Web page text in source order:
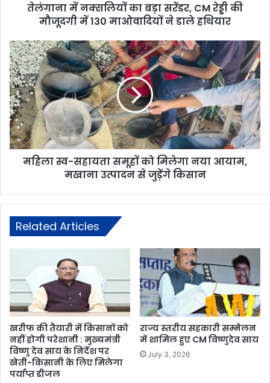
तेलंगाना में नक्सलियों का बड़ा सरेंडर, CM रेड्डी की
मौजूदगी में 130 माओवादियों ने डाले हथियार
महिला स्व-सहायता समूहों को मिलेगा नया आयाम,
मखाना उत्पादन से जुड़ेंगे किसान
Related Articles
खरीफ की तैयारी में किसानों को
नहीं होगी परेशानी : मुख्यमंत्री
विष्णु देव साय के निर्देश पर
खेती-किसानी के लिए मिलेगा
पर्याप्त डीजल
राज्य स्तरीय सहकारी सम्मेलन
में शामिल हुए CM विष्णुदेव साय
July 3, 2026